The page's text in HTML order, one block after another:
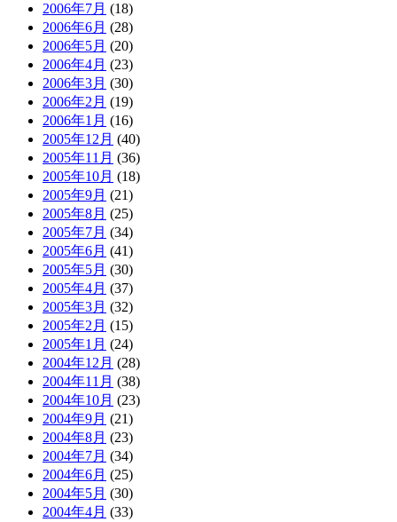
2006年7月 (18)
2006年6月 (28)
2006年5月 (20)
2006年4月 (23)
2006年3月 (30)
2006年2月 (19)
2006年1月 (16)
2005年12月 (40)
2005年11月 (36)
2005年10月 (18)
2005年9月 (21)
2005年8月 (25)
2005年7月 (34)
2005年6月 (41)
2005年5月 (30)
2005年4月 (37)
2005年3月 (32)
2005年2月 (15)
2005年1月 (24)
2004年12月 (28)
2004年11月 (38)
2004年10月 (23)
2004年9月 (21)
2004年8月 (23)
2004年7月 (34)
2004年6月 (25)
2004年5月 (30)
2004年4月 (33)